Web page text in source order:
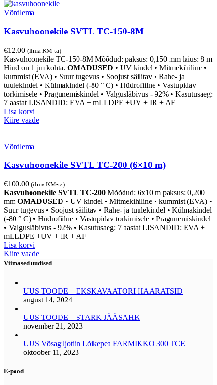
Võrdlema
Kasvuhoonekile SVTL TC-150-8M
€12.00 (ilma KM-ta)
Kasvuhoonekile TC-150-8M Mõõdud: paksus: 0,150 mm laius: 8 m
Hind on 1 jm kohta. OMADUSED • UV kindel • Mitmekihiline •
kummist (EVA) • Suur tugevus • Soojust säilitav • Rahe- ja
tuulekindel • Külmakindel (-80 ° C) • Hüdrofiilne • Vastupidav
torkimisele • Pragunemiskindel • Valgusläbivus - 92% • Kasutusaeg:
7 aastat LISANDID: EVA + mLLDPE +UV + IR + AF
Lisa korvi
Kiire vaade
Võrdlema
Kasvuhoonekile SVTL TC-200 (6×10 m)
€100.00 (ilma KM-ta)
Kasvuhoonekile SVTL TC-200 Mõõdud: 6x10 m paksus: 0,200
mm OMADUSED • UV kindel • Mitmekihiline • kummist (EVA) •
Suur tugevus • Soojust säilitav • Rahe- ja tuulekindel • Külmakindel
(-80 ° C) • Hüdrofiilne • Vastupidav torkimisele • Pragunemiskindel
• Valgusläbivus - 92% • Kasutusaeg: 7 aastat LISANDID: EVA +
mLLDPE +UV + IR + AF
Lisa korvi
Kiire vaade
Viimased uudised
UUS TOODE – EKSKAVAATORI HAARATSID
august 14, 2024
UUS TOODE – STARK JÄÄSAHK
november 21, 2023
UUS Võsagiljotiin Lõikepea FARMIKKO 300 TCE
oktoober 11, 2023
E-pood